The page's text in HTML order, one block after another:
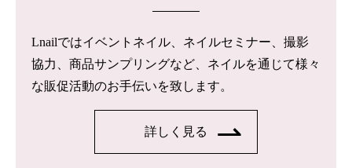
Lnailではイベントネイル、ネイルセミナー、撮影
協力、商品サンプリングなど、ネイルを通じて様々
な販促活動のお手伝いを致します。
詳しく見る